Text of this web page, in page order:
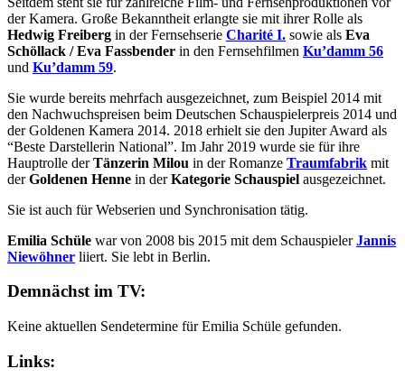
der Kamera. Große Bekanntheit erlangte sie mit ihrer Rolle als
Hedwig Freiberg in der Fernsehserie Charité I. sowie als Eva
Schöllack / Eva Fassbender in den Fernsehfilmen Ku’damm 56
und Ku’damm 59.
Sie wurde bereits mehrfach ausgezeichnet, zum Beispiel 2014 mit
den Nachwuchspreisen beim Deutschen Schauspielerpreis 2014 und
der Goldenen Kamera 2014. 2018 erhielt sie den Jupiter Award als
“Beste Darstellerin National”. Im Jahr 2019 wurde sie für ihre
Hauptrolle derTänzerin Milou in der Romanze Traumfabrik mit
derGoldenen Henne in derKategorie Schauspiel ausgezeichnet.
Sie ist auch für Webserien und Synchronisation tätig.
Emilia Schüle war von 2008 bis 2015 mit dem SchauspielerJannis
Niewöhner liiert. Sie lebt in Berlin.
Demnächst im TV:
Keine aktuellen Sendetermine für Emilia Schüle gefunden.
Links: